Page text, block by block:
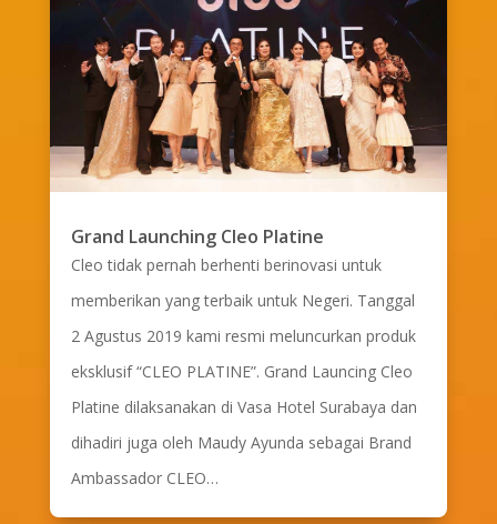
Grand Launching Cleo Platine
Cleo tidak pernah berhenti berinovasi untuk
memberikan yang terbaik untuk Negeri. Tanggal
2 Agustus 2019 kami resmi meluncurkan produk
eksklusif “CLEO PLATINE”. Grand Launcing Cleo
Platine dilaksanakan di Vasa Hotel Surabaya dan
dihadiri juga oleh Maudy Ayunda sebagai Brand
Ambassador CLEO…